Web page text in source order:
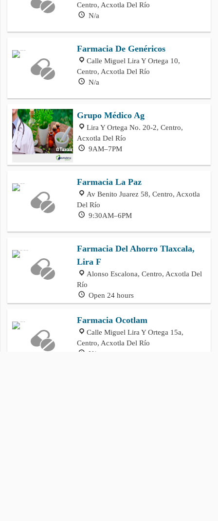
Centro, Acxotla Del Río
N/a
Farmacia De Genéricos
Calle Miguel Lira Y Ortega 10,
Centro, Acxotla Del Río
N/a
Grupo Médico Ag
Lira Y Ortega No. 20-2, Centro,
Acxotla Del Río
9AM–7PM
Farmacia La Paz
Av Benito Juarez 58, Centro, Acxotla
Del Río
9:30AM–6PM
Farmacia Del Ahorro Tlaxcala,
Lira F
Alonso Escalona, Centro, Acxotla Del
Río
Open 24 hours
Farmacia Ocotlam
Calle Miguel Lira Y Ortega 15a,
Centro, Acxotla Del Río
N/a